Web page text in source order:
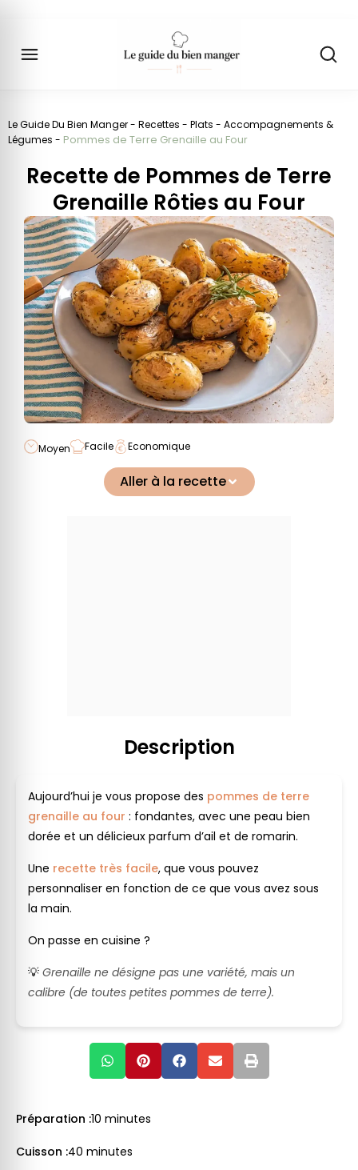
Le Guide Du Bien Manger- Recettes - Plats - Accompagnements &
Légumes - Pommes de Terre Grenaille au Four
Recette de Pommes de Terre
Grenaille Rôties au Four
Moyen Facile Economique
Aller à la recette
Description
Aujourd’hui je vous propose des pommes de terre
grenaille au four : fondantes, avec une peau bien
dorée et un délicieux parfum d’ail et de romarin.
Une recette très facile, que vous pouvez
personnaliser en fonction de ce que vous avez sous
la main.
On passe en cuisine ?
💡 Grenaille ne désigne pas une variété, mais un
calibre (de toutes petites pommes de terre).
Préparation :10 minutes
Cuisson :40 minutes